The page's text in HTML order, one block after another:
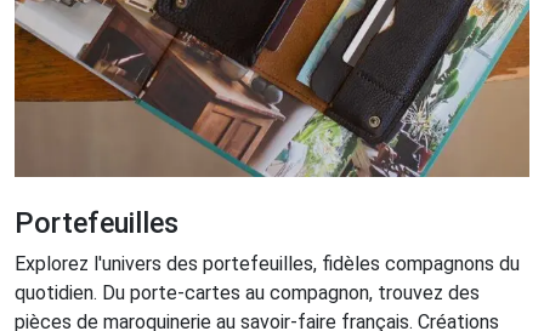
Portefeuilles
Explorez l'univers des portefeuilles, fidèles compagnons du
quotidien. Du porte-cartes au compagnon, trouvez des
pièces de maroquinerie au savoir-faire français. Créations